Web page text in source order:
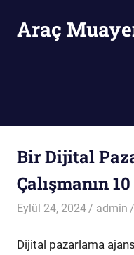
Araç
Bir Dijital
Çalışmanın
Eylül 24, 2024 admin
Dijital pazarlama